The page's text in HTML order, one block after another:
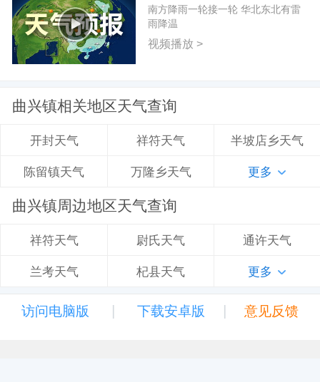
南方降雨一轮接一轮 华北东北有雷
雨降温
视频播放 >
曲兴镇相关地区天气查询
开封天气 祥符天气 半坡店乡天气
陈留镇天气 万隆乡天气 更多
曲兴镇周边地区天气查询
祥符天气 尉氏天气 通许天气
兰考天气 杞县天气 更多
访问电脑版 | 下载安卓版 | 意见反馈